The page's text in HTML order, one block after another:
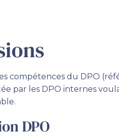
compétences du DPO
par les DPO internes
DPO